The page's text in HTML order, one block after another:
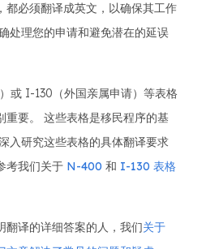
都必须翻译成英文，以确保其工作
处理您的申请和避免潜在的延误
或 I-130（外国亲属申请）等表格
重要。 这些表格是移民程序的基
入研究这些表格的具体翻译要求
考我们关于 N-400 和 I-130 表格
翻译的详细答案的人，我们关于